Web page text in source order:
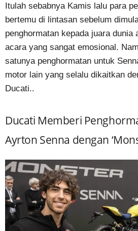
Itulah sebabnya Kamis lalu para
bertemu di lintasan sebelum
penghormatan kepada juara dunia
acara yang sangat emosional.
satunya penghormatan untuk
motor lain yang selalu dikaitkan
Ducati..
Ducati Memberi
Ayrton Senna dengan